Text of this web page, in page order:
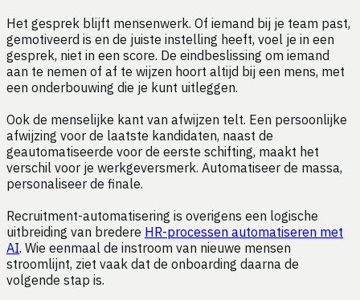
Het gesprek blijft mensenwerk. Of iemand bij je team past,
gemotiveerd is en de juiste instelling heeft, voel je in een
gesprek, niet in een score. De eindbeslissing om iemand
aan te nemen of af te wijzen hoort altijd bij een mens, met
een onderbouwing die je kunt uitleggen.
Ook de menselijke kant van afwijzen telt. Een persoonlijke
afwijzing voor de laatste kandidaten, naast de
geautomatiseerde voor de eerste schifting, maakt het
verschil voor je werkgeversmerk. Automatiseer de massa,
personaliseer de finale.
Recruitment-automatisering is overigens een logische
uitbreiding van bredere HR-processen automatiseren met
AI. Wie eenmaal de instroom van nieuwe mensen
stroomlijnt, ziet vaak dat de onboarding daarna de
volgende stap is.